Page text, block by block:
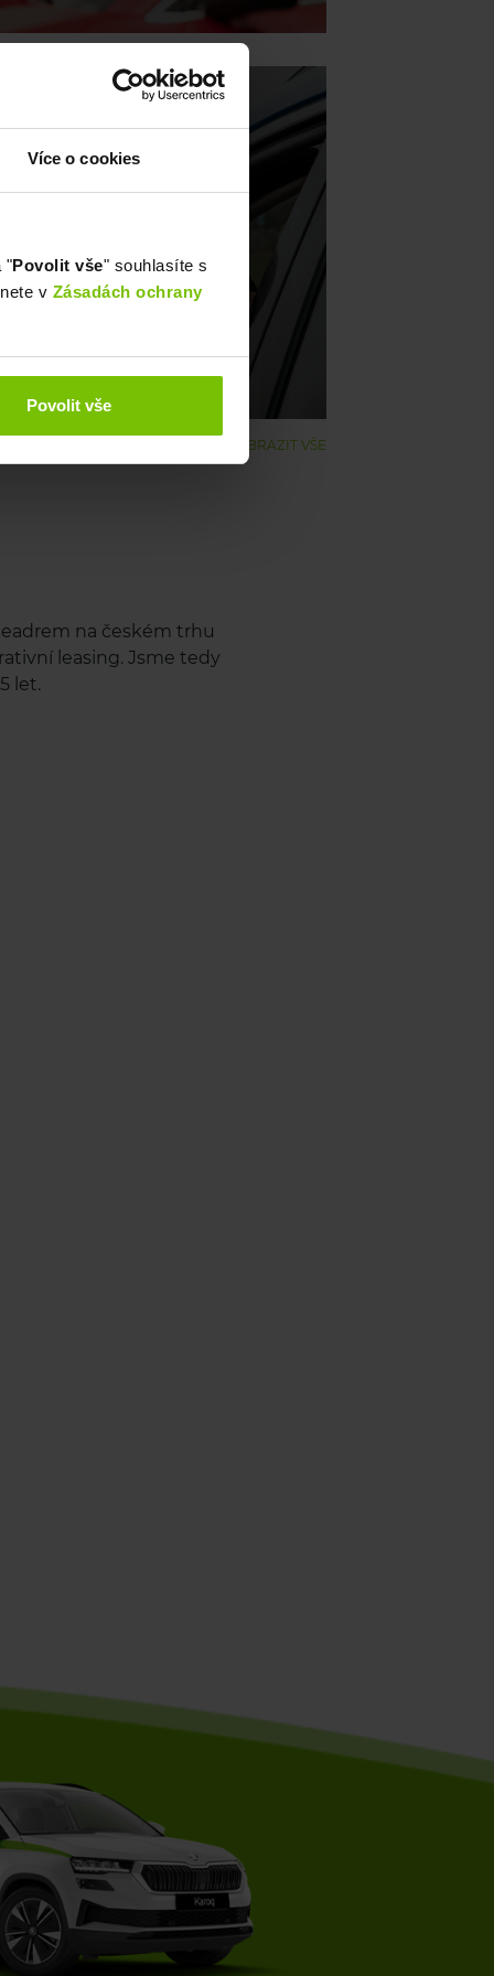
Více o cookies
"Povolit vše" souhlasíte s
v Zásadách ochrany
Povolit vše
ZOBRAZIT VŠE
na českém trhu
leasing. Jsme tedy
let.